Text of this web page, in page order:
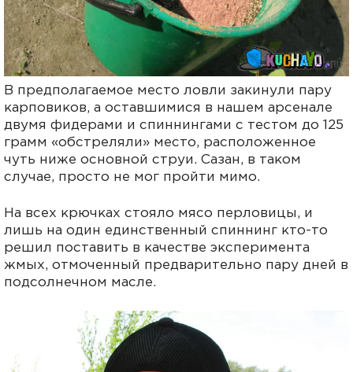
В предполагаемое место ловли закинули пару
карповиков, а оставшимися в нашем арсенале
двумя фидерами и спиннингами с тестом до 125
грамм «обстреляли» место, расположенное
чуть ниже основной струи. Сазан, в таком
случае, просто не мог пройти мимо.
На всех крючках стояло мясо перловицы, и
лишь на один единственный спиннинг кто-то
решил поставить в качестве эксперимента
жмых, отмоченный предварительно пару дней в
подсолнечном масле.